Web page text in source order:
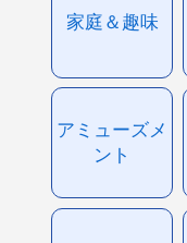
家庭＆趣味
アミューズメ
ント